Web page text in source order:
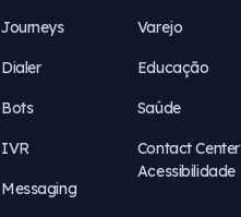
Journeys
Dialer
Bots
IVR
Messaging
Varejo
Educação
Saúde
Contact Center
Acessibilidade